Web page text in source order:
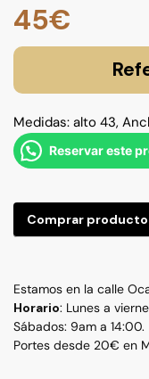
45€
Medidas: alto 43,
Reservar este
Comprar producto
Estamos en la calle
Horario: Lunes a
Sábados: 9am a 14:00.
Portes desde 20€ en